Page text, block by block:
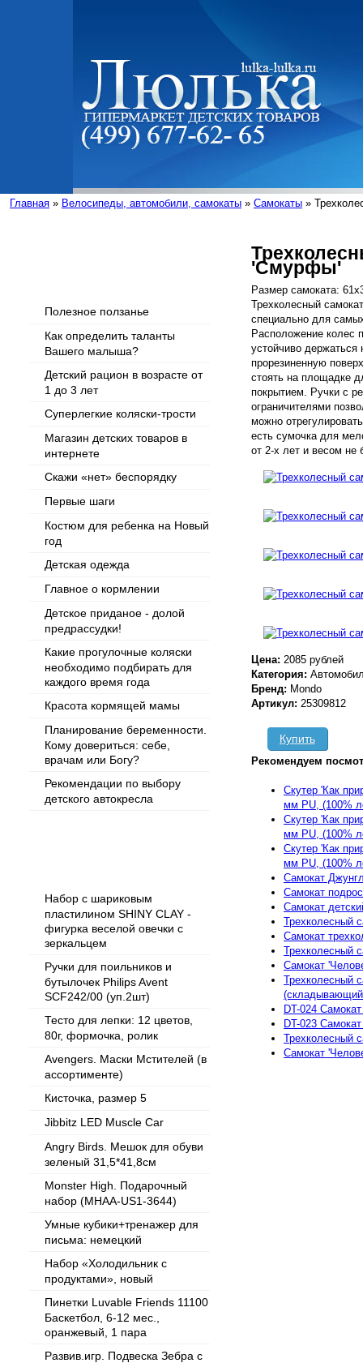
Главная » Велосипеды, автомобили, самокаты » Самокаты »
Полезное ползанье
Как определить таланты
Вашего малыша?
Детский рацион в возрасте от
1 до 3 лет
Суперлегкие коляски-трости
Магазин детских товаров в
интернете
Скажи «нет» беспорядку
Первые шаги
Костюм для ребенка на Новый
год
Детская одежда
Главное о кормлении
Детское приданое - долой
предрассудки!
Какие прогулочные коляски
необходимо подбирать для
каждого время года
Красота кормящей мамы
Планирование беременности.
Кому довериться: себе,
врачам или Богу?
Рекомендации по выбору
детского автокресла
Набор с шариковым
пластилином SHINY CLAY -
фигурка веселой овечки с
зеркальцем
Ручки для поильников и
бутылочек Philips Avent
SCF242/00 (уп.2шт)
Тесто для лепки: 12 цветов,
80г, формочка, ролик
Avengers. Маски Мстителей (в
ассортименте)
Кисточка, размер 5
Jibbitz LED Muscle Car
Angry Birds. Мешок для обуви
зеленый 31,5*41,8см
Monster High. Подарочный
набор (MHAA-US1-3644)
Умные кубики+тренажер для
письма: немецкий
Набор «Холодильник с
продуктами», новый
Пинетки Luvable Friends 11100
Баскетбол, 6-12 мес.,
оранжевый, 1 пара
Развив.игр. Подвеска Зебра с
'Смурфы'
Размер самоката:
Трехколесный
специально для
Расположение
устойчиво
прорезиненную
стоять на площадке
покрытием. Ручки с
ограничителями
можно
есть сумочка для
от 2-х лет и весом не
Цена: 2085 рублей
Категория:
Бренд: Mondo
Артикул: 25309812
Купить
Рекомендуем
Скутер 'Как
мм PU, (100%
Скутер 'Как
мм PU, (100%
Скутер 'Как
мм PU, (100%
Самокат
Самокат
Самокат
Трехколесный
Самокат
Трехколесный
Самокат
Трехколесный
DT-024
DT-023
Трехколесный
Самокат